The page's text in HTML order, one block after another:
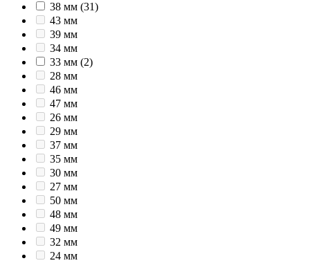
38 мм (31)
43 мм
39 мм
34 мм
33 мм (2)
28 мм
46 мм
47 мм
26 мм
29 мм
37 мм
35 мм
30 мм
27 мм
50 мм
48 мм
49 мм
32 мм
24 мм